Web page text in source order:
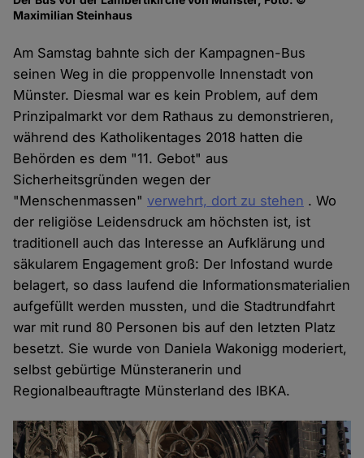
Maximilian Steinhaus
Am Samstag bahnte sich der Kampagnen-Bus
seinen Weg in die proppenvolle Innenstadt von
Münster. Diesmal war es kein Problem, auf dem
Prinzipalmarkt vor dem Rathaus zu demonstrieren,
während des Katholikentages 2018 hatten die
Behörden es dem "11. Gebot" aus
Sicherheitsgründen wegen der
"Menschenmassen"verwehrt, dort zu stehen . Wo
der religiöse Leidensdruck am höchsten ist, ist
traditionell auch das Interesse an Aufklärung und
säkularem Engagement groß: Der Infostand wurde
belagert, so dass laufend die Informationsmaterialien
aufgefüllt werden mussten, und die Stadtrundfahrt
war mit rund 80 Personen bis auf den letzten Platz
besetzt. Sie wurde von Daniela Wakonigg moderiert,
selbst gebürtige Münsteranerin und
Regionalbeauftragte Münsterland des IBKA.